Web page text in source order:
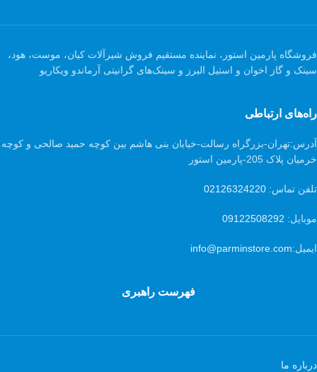
فروشگاه پارمین استور، نماینده مستقیم فروش شیرآلات کیان، موست، هود،
سینک و گاز اخوان و استیل البرز و سینک‌های گرانیتی آرماندو ویکاریو
راه‌های ارتباطی
آدرس:تهران-بزرگراه رسالت-خیابان بنی هاشم بین کوچه حمید صالحی و کوچه
خرمیان پلاک 205-پارمین استور
تلفن تماس: 02126324220
موبایل: 09122508292
ایمیل:info@parminstore.com
فهرست راهبری
درباره ما